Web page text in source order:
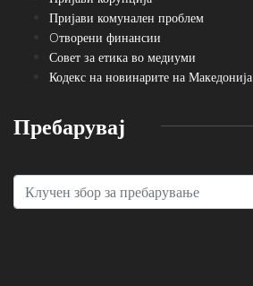
Пријави комунален проблем
Oтворени финансии
Совет за етика во медиуми
Кодекс на новинарите на Македонија
Пребарувај